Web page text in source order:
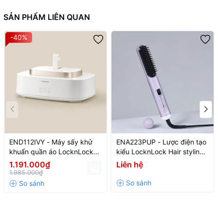
SẢN PHẨM LIÊN QUAN
-40%
END112IVY - Máy sấy khử
khuẩn quần áo LocknLock
Cloth sterilizer dryer 220V~,
50HZ, 600W - Màu ngà
1.191.000₫
1.985.000₫
ENA223PUP - Lược điện tạo
kiểu LocknLock Hair styling
brush 220V~, 50Hz, 43W -
Màu tím
Liên hệ